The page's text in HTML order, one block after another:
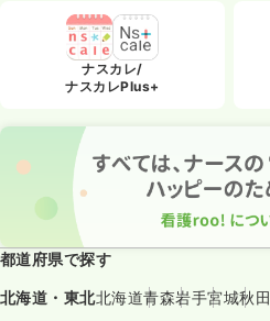
ナスカレ/
ナスカレPlus+
都道府県で探す
北海道・東北北海道青森岩手宮城秋田